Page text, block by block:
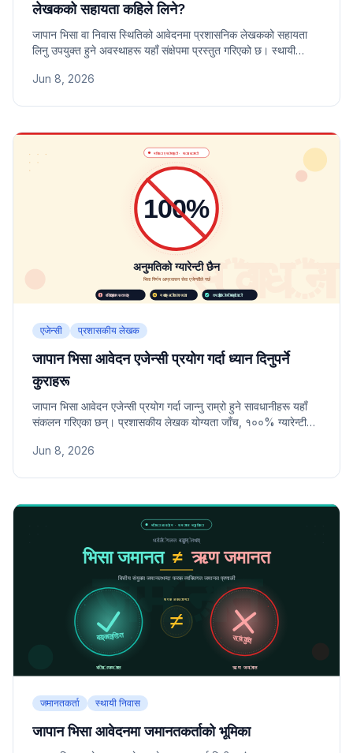
लेखकको सहायता कहिले लिने?
जापान भिसा वा निवास स्थितिको आवेदनमा प्रशासनिक लेखकको सहायता
लिनु उपयुक्त हुने अवस्थाहरू यहाँ संक्षेपमा प्रस्तुत गरिएको छ। स्थायी
अनुरोध आदि अवस्थामा विशेषज्ञको सहायता प्रभावकारी हुने कारण र स्वयं
Jun 8, 2026
एजेन्सी प्रशासकीय लेखक
जापान भिसा आवेदन एजेन्सी प्रयोग गर्दा ध्यान दिनुपर्ने
कुराहरू
जापान भिसा आवेदन एजेन्सी प्रयोग गर्दा जान्नु राम्रो हुने सावधानीहरू यहाँ
संकलन गरिएका छन्। प्रशासकीय लेखक योग्यता जाँच, १००% ग्यारेन्टी
हो भन्ने वास्तविक छनोट मापदण्डसहित जानकारी दिइएको छ।
Jun 8, 2026
जमानतकर्ता स्थायी निवास
जापान भिसा आवेदनमा जमानतकर्ताको भूमिका